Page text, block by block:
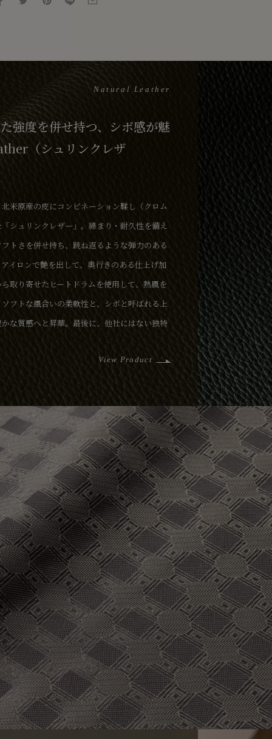
Natural Leather
強度を併せ持つ、シボ感が魅
（シュリンクレザ
米原産の皮にコンビネーション鞣し（クロム
シュリンクレザー」。締まり・耐久性を備え
トさを併せ持ち、跳ね返るような弾力のある
イロンで艶を出して、奥行きのある仕上げ加
取り寄せたヒートドラムを使用して、熱風を
フトな風合いの柔軟性と、シボと呼ばれる上
な質感へと昇華。最後に、他社にはない独特
ンという水溶性の合成染料で染めて、透明感
ることで、高級感のある美しさとキズ・水へ
むほどに艶が増して風合い良く経年変化して
View Product